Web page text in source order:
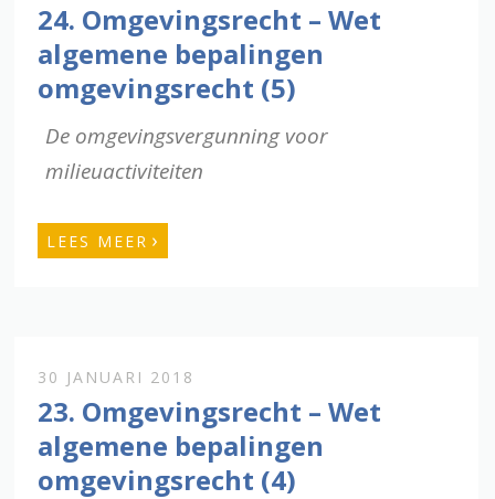
24. Omgevingsrecht – Wet
algemene bepalingen
omgevingsrecht (5)
De omgevingsvergunning voor
milieuactiviteiten
LEES MEER ›
30 JANUARI 2018
23. Omgevingsrecht – Wet
algemene bepalingen
omgevingsrecht (4)